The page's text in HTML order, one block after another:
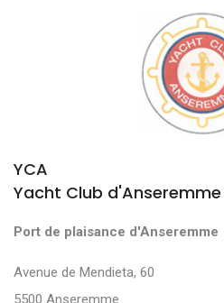
YCA
Yacht Club d'Anseremme
Port de plaisance d'Anseremme
Avenue de Mendieta, 60
5500 Anseremme